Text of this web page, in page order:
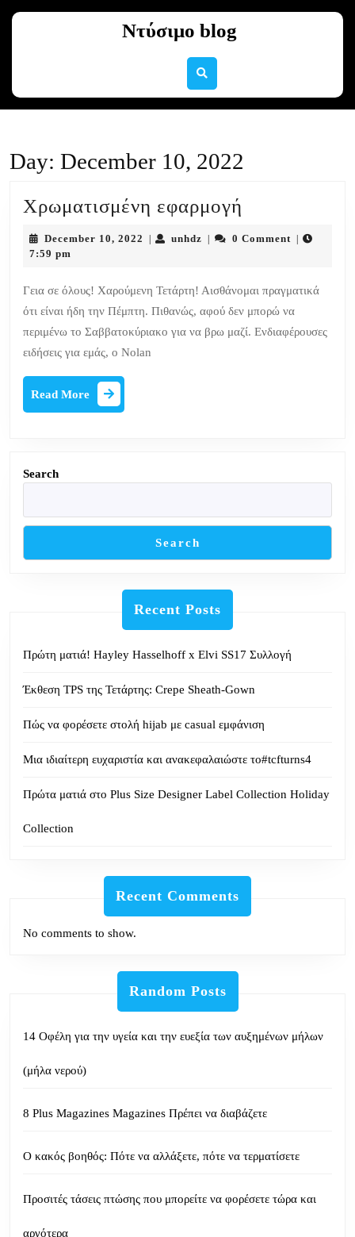
Ντύσιμο blog
Day: December 10, 2022
Χρωματισμένη εφαρμογή
εφαρμογή
December 10, 2022 December
unhdz unhdz0 Comment
7:59 pm
Γεια σε όλους! Χαρούμενη Τετάρτη! Αισθάνομαι πραγματικά
ότι είναι ήδη την Πέμπτη. Πιθανώς, αφού δεν μπορώ να
περιμένω το Σαββατοκύριακο για να βρω μαζί. Ενδιαφέρουσες
ειδήσεις για εμάς, ο Nolan
Read More
More
Search
Search
Recent Posts
Πρώτη ματιά! Hayley Hasselhoff x Elvi SS17 Συλλογή
Έκθεση TPS της Τετάρτης: Crepe Sheath-Gown
Πώς να φορέσετε στολή hijab με casual εμφάνιση
Μια ιδιαίτερη ευχαριστία και ανακεφαλαιώστε το#tcfturns4
Πρώτα ματιά στο Plus Size Designer Label Collection Holiday
Collection
Recent Comments
No comments to show.
Random Posts
14 Οφέλη για την υγεία και την ευεξία των αυξημένων μήλων
(μήλα νερού)
8 Plus Magazines Magazines Πρέπει να διαβάζετε
Ο κακός βοηθός: Πότε να αλλάξετε, πότε να τερματίσετε
Προσιτές τάσεις πτώσης που μπορείτε να φορέσετε τώρα και
αργότερα